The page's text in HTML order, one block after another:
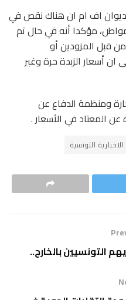
اف ام ان هناك نقص في
مؤكدا أنه في حال تم
قبل المزودين أو
أسعار الزبدة حرة وغير
ومنظمة الدفاع عن
المعتاد في الأسعار .
الاخبارية التونسية
التونسيين بالخارج..